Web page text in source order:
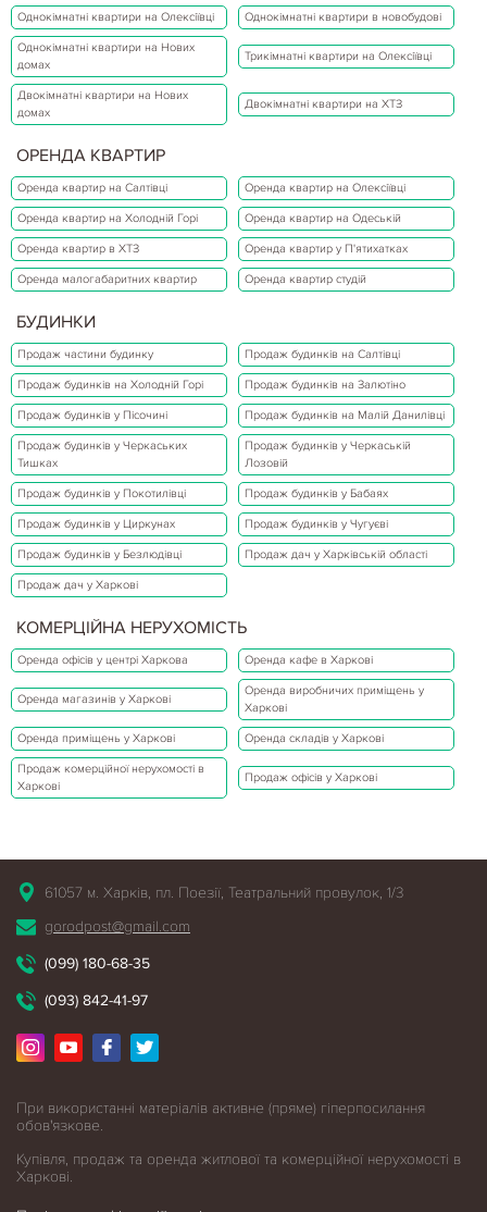
Однокімнатні квартири на Олексіївці Однокімнатні квартири в новобудові
Однокімнатні квартири на Нових
домах
Трикімнатні квартири на Олексіївці
Двокімнатні квартири на Нових
домах
Двокімнатні квартири на ХТЗ
ОРЕНДА КВАРТИР
Оренда квартир на Салтівці Оренда квартир на Олексіївці
Оренда квартир на Холодній Горі Оренда квартир на Одеській
Оренда квартир в ХТЗ Оренда квартир у П'ятихатках
Оренда малогабаритних квартир Оренда квартир студій
БУДИНКИ
Продаж частини будинку Продаж будинків на Салтівці
Продаж будинків на Холодній Горі Продаж будинків на Залютіно
Продаж будинків у Пісочині Продаж будинків на Малій Данилівці
Продаж будинків у Черкаських
Тишках
Продаж будинків у Черкаській
Лозовій
Продаж будинків у Покотилівці Продаж будинків у Бабаях
Продаж будинків у Циркунах Продаж будинків у Чугуєві
Продаж будинків у Безлюдівці Продаж дач у Харківській області
Продаж дач у Харкові
КОМЕРЦІЙНА НЕРУХОМІСТЬ
Оренда офісів у центрі Харкова Оренда кафе в Харкові
Оренда магазинів у Харкові
Оренда виробничих приміщень у
Харкові
Оренда приміщень у Харкові Оренда складів у Харкові
Продаж комерційної нерухомості в
Харкові
Продаж офісів у Харкові
61057 м. Харків, пл. Поезії, Театральний провулок, 1/3
gorodpost@gmail.com
(099) 180-68-35
(093) 842-41-97
При використанні матеріалів активне (пряме) гіперпосилання
обов'язкове.
Купівля, продаж та оренда житлової та комерційної нерухомості в
Харкові.